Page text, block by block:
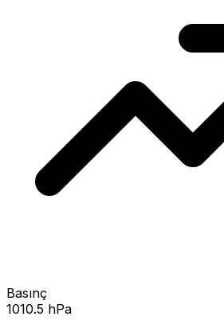
Basınç
1010.5 hPa